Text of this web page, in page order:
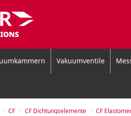
Vakuumventile
CF CF Dichtungselemente CF